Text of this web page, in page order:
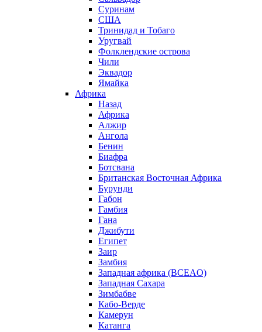
Суринам
США
Тринидад и Тобаго
Уругвай
Фолклендские острова
Чили
Эквадор
Ямайка
Африка
Назад
Африка
Алжир
Ангола
Бенин
Биафра
Ботсвана
Британская Восточная Африка
Бурунди
Габон
Гамбия
Гана
Джибути
Египет
Заир
Замбия
Западная африка (BCEAO)
Западная Сахара
Зимбабве
Кабо-Верде
Камерун
Катанга